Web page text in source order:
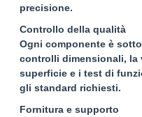
precisione.
Controllo della qualità
Ogni componente è
controlli dimensionali, la
superficie e i test di
gli standard richiesti.
Fornitura e supporto